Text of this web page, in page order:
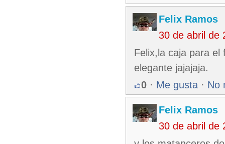
Felix Ramos
30 de abril de
Felix,la caja para
elegante jajajaja.
0 · Me gusta · No
Felix Ramos
30 de abril de